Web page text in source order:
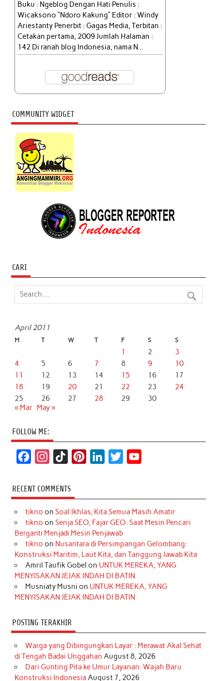
Buku : Ngeblog Dengan Hati Penulis :
Wicaksono “Ndoro Kakung” Editor : Windy
Ariestanty Penerbit : Gagas Media, Terbitan :
Cetakan pertama, 2009 Jumlah Halaman :
142 Di ranah blog Indonesia, nama N...
COMMUNITY WIDGET
CARI
April 2011
M T W T F S S
1 2
3
4
5 6 7 8 9
10
11
12 13 14 15 16
17
18
19 20 21 22 23
24
25
26 27 28 29
30
« Mar May »
FOLLOW ME:
c
e
b
o
k
s
t
a
r
a
m
k
T
o
k
t
e
r
e
s
t
k
e
d
I
n
t
t
r
T
u
e
RECENT COMMENTS
tikno on Soal Ikhlas, Kita Semua Masih Amatir
tikno on Senja SEO, Fajar GEO: Saat Mesin Pencari
Berganti Menjadi Mesin Penjawab
tikno on Nusantara di Persimpangan Gelombang:
Konstruksi Maritim, Laut Kita, dan Tanggung Jawab Kita
Amril Taufik Gobel on UNTUK MEREKA, YANG
MENYISAKAN JEJAK INDAH DI BATIN
Musniaty Musni on UNTUK MEREKA, YANG
MENYISAKAN JEJAK INDAH DI BATIN
POSTING TERAKHIR
Warga yang Dibingungkan Layar : Merawat Akal Sehat
di Tengah Badai Unggahan August 8, 2026
Dari Gunting Pita ke Umur Layanan: Wajah Baru
Konstruksi Indonesia August 7, 2026